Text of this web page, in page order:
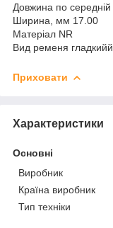
Довжина по середній
Ширина, мм 17.00
Матеріал NR
Вид ременя гладкийй
Приховати
Характеристики
Основні
Виробник
Країна виробник
Тип техніки